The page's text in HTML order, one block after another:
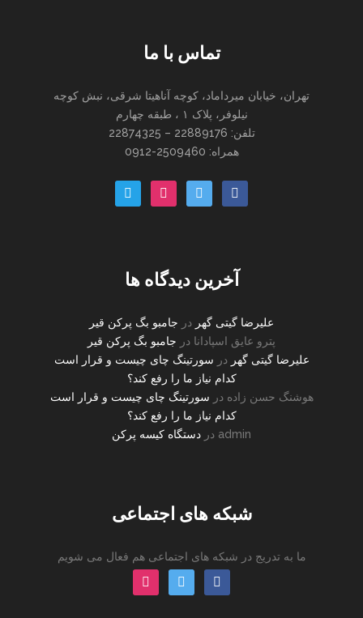
تماس با ما
تهران، خیابان میرداماد، کوچه آناهیتا شرقی، نبش کوچه
نیلوفر، پلاک ۱ ، طبقه چهارم
تلفن: 22889176 – 22874325
همراه: 2509460-0912
facebook
twitter
instagram
paper-
plane-
آخرین دیدگاه ها
علیرضا گیتی گهر در جامبو بگ پرکن قیر
پترو عایق اسپادانا در جامبو بگ پرکن قیر
علیرضا گیتی گهر در سورتینگ چای چیست و قرار است
کدام نیاز ما را رفع کند؟
هوشنگ حسن زاده در سورتینگ چای چیست و قرار است
کدام نیاز ما را رفع کند؟
admin در دستگاه کیسه پرکن
شبکه های اجتماعی
ما به تدریج در شبکه های اجتماعی هم فعال می شویم
facebook
twitter
instagram